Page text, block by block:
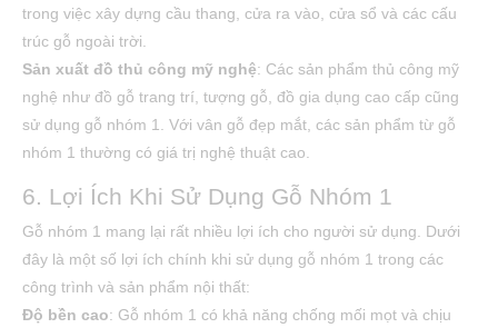
trong việc xây dựng cầu thang, cửa ra vào, cửa sổ và các cấu
trúc gỗ ngoài trời.
Sản xuất đồ thủ công mỹ nghệ: Các sản phẩm thủ công mỹ
nghệ như đồ gỗ trang trí, tượng gỗ, đồ gia dụng cao cấp cũng
sử dụng gỗ nhóm 1. Với vân gỗ đẹp mắt, các sản phẩm từ gỗ
nhóm 1 thường có giá trị nghệ thuật cao.
6. Lợi Ích Khi Sử Dụng Gỗ Nhóm 1
Gỗ nhóm 1 mang lại rất nhiều lợi ích cho người sử dụng. Dưới
đây là một số lợi ích chính khi sử dụng gỗ nhóm 1 trong các
công trình và sản phẩm nội thất:
Độ bền cao: Gỗ nhóm 1 có khả năng chống mối mọt và chịu